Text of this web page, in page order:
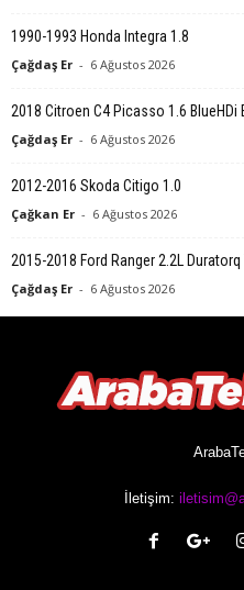
1990-1993 Honda Integra 1.8
Çağdaş Er - 6 Ağustos 2026
2018 Citroen C4 Picasso 1.6 BlueHDi
Çağdaş Er - 6 Ağustos 2026
2012-2016 Skoda Citigo 1.0
Çağkan Er - 6 Ağustos 2026
2015-2018 Ford Ranger 2.2L Duratorq
Çağdaş Er - 6 Ağustos 2026
İletişim: